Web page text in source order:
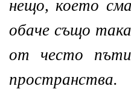
нещо, което
обаче също
от често пъти